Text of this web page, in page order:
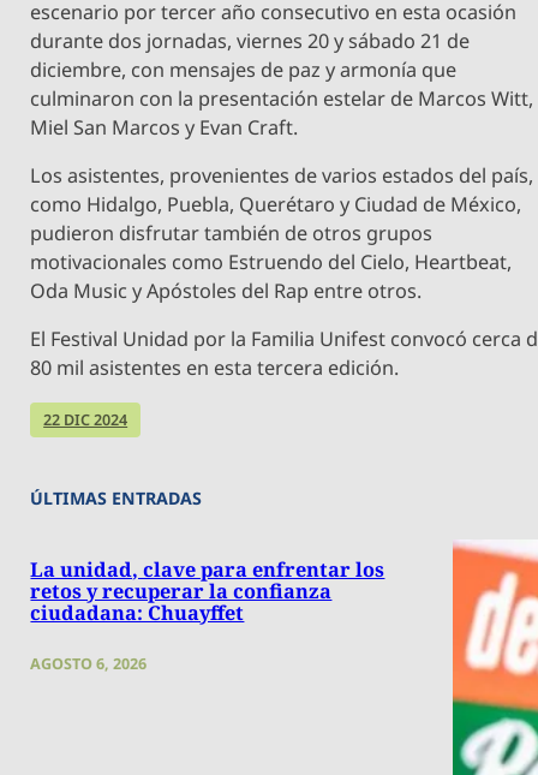
escenario por tercer año consecutivo en esta ocasión
durante dos jornadas, viernes 20 y sábado 21 de
diciembre, con mensajes de paz y armonía que
culminaron con la presentación estelar de Marcos Witt,
Miel San Marcos y Evan Craft.
Los asistentes, provenientes de varios estados del país,
como Hidalgo, Puebla, Querétaro y Ciudad de México,
pudieron disfrutar también de otros grupos
motivacionales como Estruendo del Cielo, Heartbeat,
Oda Music y Apóstoles del Rap entre otros.
El Festival Unidad por la Familia Unifest convocó cerca
80 mil asistentes en esta tercera edición.
22 DIC 2024
ÚLTIMAS ENTRADAS
La unidad, clave para enfrentar los
retos y recuperar la confianza
ciudadana: Chuayffet
AGOSTO 6, 2026